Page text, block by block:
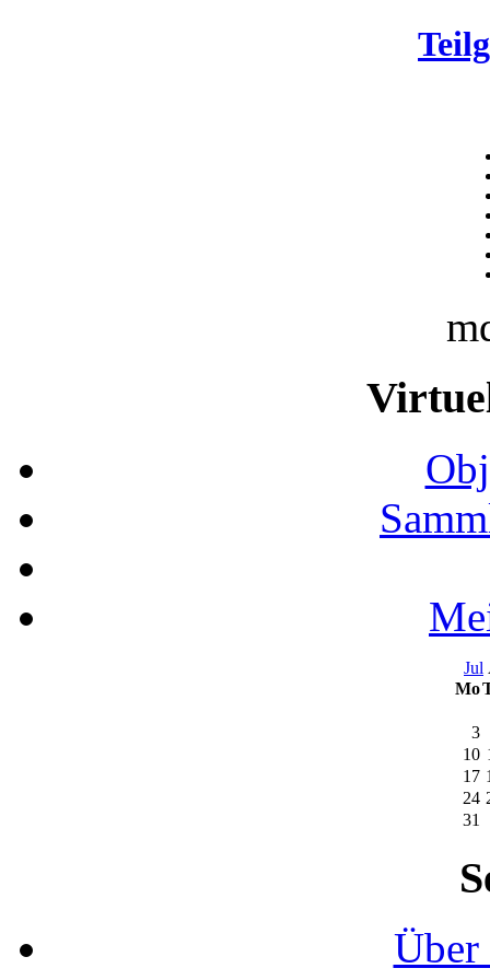
Jul
Mo
3
10
17
24
31